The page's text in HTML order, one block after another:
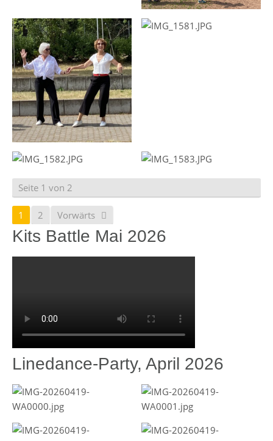
Seite 1 von 2
1 2 Vorwärts
Kits Battle Mai 2026
Linedance-Party, April 2026